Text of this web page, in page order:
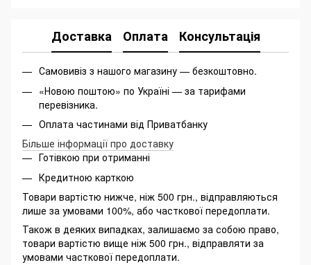
Доставка Оплата Консультація
Самовивіз з нашого магазину — безкоштовно.
«Новою поштою» по Україні — за тарифами
перевізника.
Оплата частинами від Приватбанку
Більше інформації про доставку
Готівкою при отриманні
Кредитною карткою
Товари вартістю нижче, ніж 500 грн., відправляються
лише за умовами 100%, або часткової передоплати.
Також в деяких випадках, залишаємо за собою право,
товари вартістю вище ніж 500 грн., відправляти за
умовами часткової передоплати.